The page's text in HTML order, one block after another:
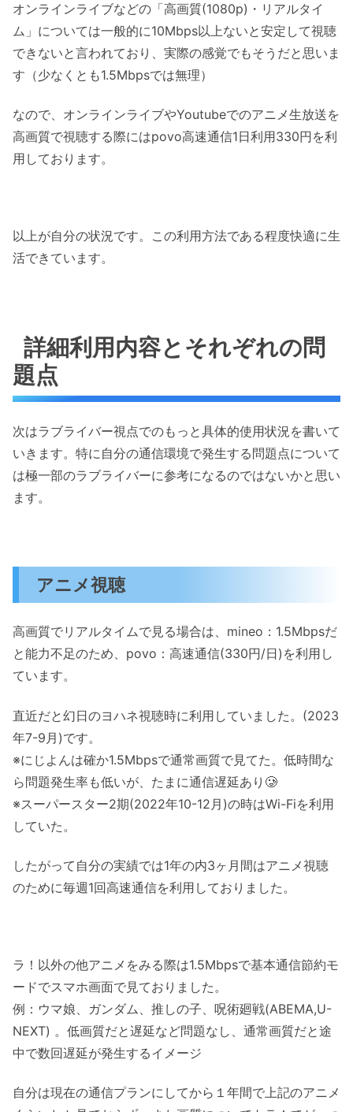
オンラインライブなどの「高画質(1080p)・リアルタイ
ム」については一般的に10Mbps以上ないと安定して視聴
できないと言われており、実際の感覚でもそうだと思いま
す（少なくとも1.5Mbpsでは無理）
なので、オンラインライブやYoutubeでのアニメ生放送を
高画質で視聴する際にはpovo高速通信1日利用330円を利
用しております。
以上が自分の状況です。この利用方法である程度快適に生
活できています。
詳細利用内容とそれぞれの問
題点
次はラブライバー視点でのもっと具体的使用状況を書いて
いきます。特に自分の通信環境で発生する問題点について
は極一部のラブライバーに参考になるのではないかと思い
ます。
アニメ視聴
高画質でリアルタイムで見る場合は、mineo：1.5Mbpsだ
と能力不足のため、povo：高速通信(330円/日)を利用し
ています。
直近だと幻日のヨハネ視聴時に利用していました。(2023
年7-9月)です。
※にじよんは確か1.5Mbpsで通常画質で見てた。低時間な
ら問題発生率も低いが、たまに通信遅延あり🥲
※スーパースター2期(2022年10-12月)の時はWi-Fiを利用
していた。
したがって自分の実績では1年の内3ヶ月間はアニメ視聴
のために毎週1回高速通信を利用しておりました。
ラ！以外の他アニメをみる際は1.5Mbpsで基本通信節約モ
ードでスマホ画面で見ておりました。
例：ウマ娘、ガンダム、推しの子、呪術廻戦(ABEMA,U-
NEXT) 。低画質だと遅延など問題なし、通常画質だと途
中で数回遅延が発生するイメージ
自分は現在の通信プランにしてから１年間で上記のアニメ